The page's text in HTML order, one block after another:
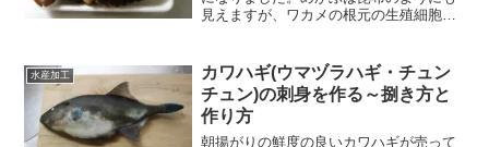
見えますが、ワカメの根元の生殖細胞が
寄ってみると、地元茂辺地産のめかぶが
売っていました。1パック...
水産加工
カワハギ(ウマヅラハギ・チュン
チュン)の刺身を作る～捌き方と
作り方
朝揚がりの鮮度の良いカワハギが売って